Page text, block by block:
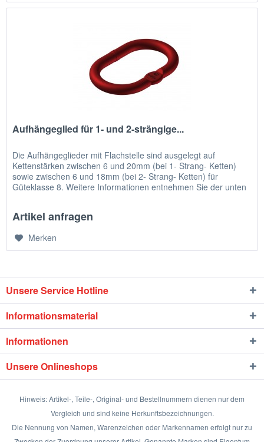
Aufhängeglied für 1- und 2-strängige...
Die Aufhängeglieder mit Flachstelle sind ausgelegt auf
Kettenstärken zwischen 6 und 20mm (bei 1- Strang- Ketten)
sowie zwischen 6 und 18mm (bei 2- Strang- Ketten) für
Güteklasse 8. Weitere Informationen entnehmen Sie der unten
Artikel anfragen
Merken
Unsere Service Hotline
Informationsmaterial
Informationen
Unsere Onlineshops
Hinweis: Artikel-, Teile-, Original- und Bestellnummern dienen nur dem
Vergleich und sind keine Herkunftsbezeichnungen.
Die Nennung von Namen, Warenzeichen oder Markennamen erfolgt nur zu